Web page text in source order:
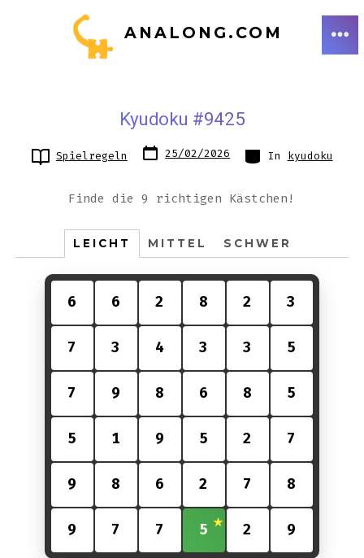
ANALONG.COM
Kyudoku #9425
Spielregeln
Datum
des 25/02/2026 Kategorien
In kyudoku
Finde die 9 richtigen Kästchen!
LEICHT MITTEL SCHWER
6 6 2 8 2 3
7 3 4 3 3 5
7 9 8 6 8 5
5 1 9 5 2 7
9 8 6 2 7 8
9 7 7 5 2 9